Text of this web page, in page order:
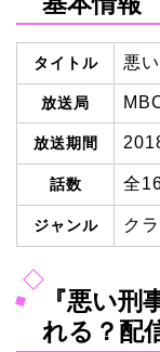
タイトル 悪
放送局
放送期間
話数 全
ジャンル ク
『悪い
れる？配